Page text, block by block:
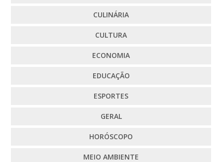
CULINÁRIA
CULTURA
ECONOMIA
EDUCAÇÃO
ESPORTES
GERAL
HORÓSCOPO
MEIO AMBIENTE